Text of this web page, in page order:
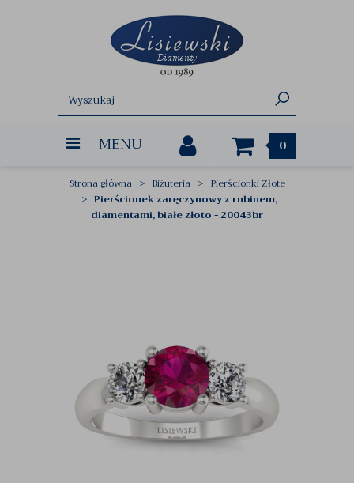
MENU 0
Strona główna Biżuteria
Pierścionki Złote
Pierścionek zaręczynowy z rubinem,
diamentami, białe złoto - 20043br